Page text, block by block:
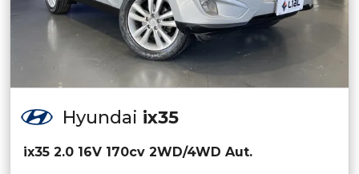
Hyundai ix35
ix35 2.0 16V 170cv 2WD/4WD Aut.